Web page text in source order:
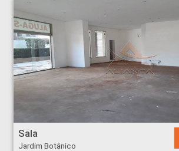
Sala
Jardim Botânico